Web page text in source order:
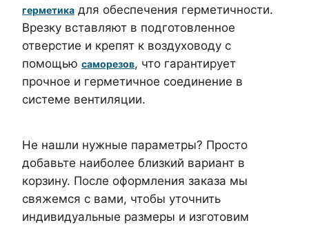
герметика для обеспечения герметичности.
Врезку вставляют в подготовленное
отверстие и крепят к воздуховоду с
помощью саморезов, что гарантирует
прочное и герметичное соединение в
системе вентиляции.
Не нашли нужные параметры? Просто
добавьте наиболее близкий вариант в
корзину. После оформления заказа мы
свяжемся с вами, чтобы уточнить
индивидуальные размеры и изготовим